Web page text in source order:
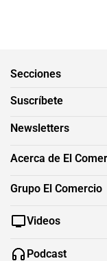
Secciones
Suscríbete
Newsletters
Acerca de El
Grupo El Comercio
Videos
Podcast